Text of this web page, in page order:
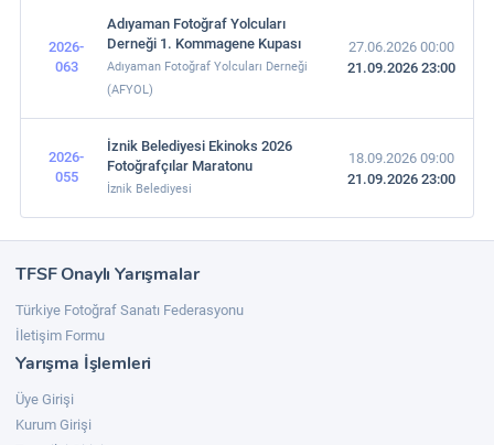
2026-
063
Adıyaman Fotoğraf Yolcuları
Derneği 1. Kommagene Kupası
Adıyaman Fotoğraf Yolcuları Derneği
(AFYOL)
27.06.2026 00:00
21.09.2026 23:00
2026-
055
İznik Belediyesi Ekinoks 2026
Fotoğrafçılar Maratonu
İznik Belediyesi
18.09.2026 09:00
21.09.2026 23:00
TFSF Onaylı Yarışmalar
Türkiye Fotoğraf Sanatı Federasyonu
İletişim Formu
Yarışma İşlemleri
Üye Girişi
Kurum Girişi